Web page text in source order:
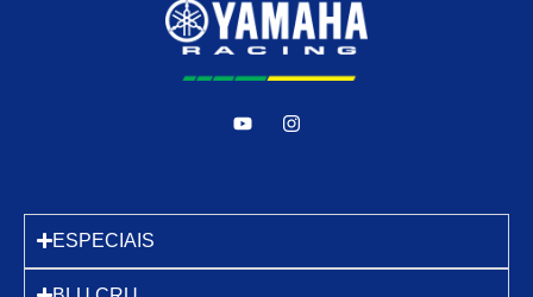
ESPECIAIS